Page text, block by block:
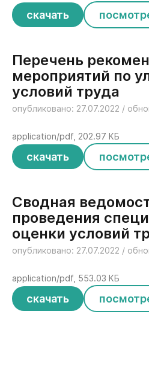
скачать
Перечень
мероприятий по
условий труда
опубликовано: 27.07.2022 /
скачать
application/pdf, 202.97 КБ
Сводная
проведения
оценки условий
опубликовано: 27.07.2022 /
скачать
application/pdf, 553.03 КБ